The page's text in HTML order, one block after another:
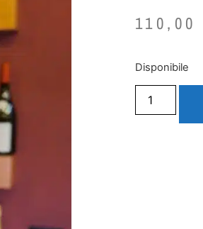
110,00
Disponibile